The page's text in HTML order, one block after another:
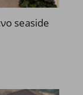
seaside